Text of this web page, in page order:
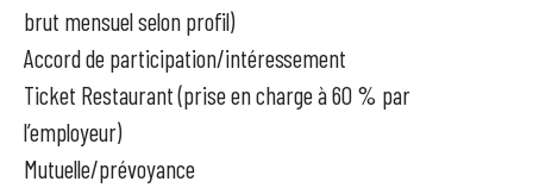
brut mensuel selon profil)
Accord de participation/intéressement
Ticket Restaurant (prise en charge à 60 % par
l’employeur)
Mutuelle/prévoyance